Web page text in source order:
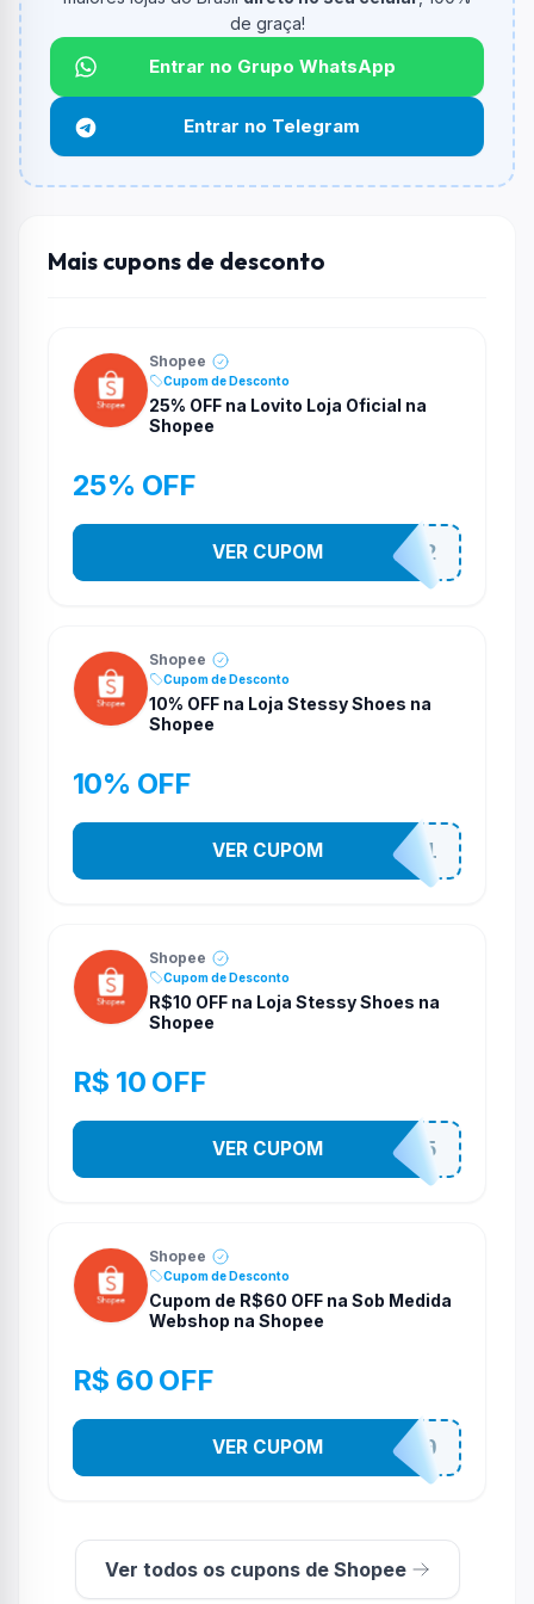
informado.
Qual é o desconto máximo?
Não informado ou sem limite.
Funciona em qualquer produto?
Não necessariamente. Depende de itens participantes
e alguns vendedores ou produtos especificos podem
de graça!
Entrar no Grupo WhatsApp
Entrar no Telegram
Mais cupons de desconto
Shopee
Cupom de Desconto
25% OFF na Lovito Loja Oficial na
Shopee
25% OFF
141525852
VER CUPOM
Shopee
Cupom de Desconto
10% OFF na Loja Stessy Shoes na
Shopee
10% OFF
STES2541
VER CUPOM
Shopee
Cupom de Desconto
R$10 OFF na Loja Stessy Shoes na
Shopee
R$ 10 OFF
STES2525
VER CUPOM
Shopee
Cupom de Desconto
Cupom de R$60 OFF na Sob Medida
Webshop na Shopee
R$ 60 OFF
SOBM60400
VER CUPOM
Ver todos os cupons de Shopee